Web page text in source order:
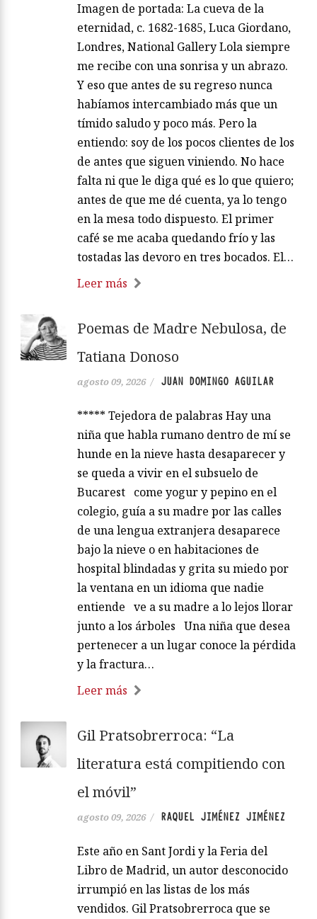
Imagen de portada: La cueva de la
eternidad, c. 1682-1685, Luca Giordano,
Londres, National Gallery Lola siempre
me recibe con una sonrisa y un abrazo.
Y eso que antes de su regreso nunca
habíamos intercambiado más que un
tímido saludo y poco más. Pero la
entiendo: soy de los pocos clientes de los
de antes que siguen viniendo. No hace
falta ni que le diga qué es lo que quiero;
antes de que me dé cuenta, ya lo tengo
en la mesa todo dispuesto. El primer
café se me acaba quedando frío y las
tostadas las devoro en tres bocados. El…
Leer más
Poemas de Madre Nebulosa, de
Tatiana Donoso
agosto 09, 2026 / JUAN DOMINGO AGUILAR
***** Tejedora de palabras Hay una
niña que habla rumano dentro de mí se
hunde en la nieve hasta desaparecer y
se queda a vivir en el subsuelo de
Bucarest come yogur y pepino en el
colegio, guía a su madre por las calles
de una lengua extranjera desaparece
bajo la nieve o en habitaciones de
hospital blindadas y grita su miedo por
la ventana en un idioma que nadie
entiende ve a su madre a lo lejos llorar
junto a los árboles Una niña que desea
pertenecer a un lugar conoce la pérdida
y la fractura…
Leer más
Gil Pratsobrerroca: “La
literatura está compitiendo con
el móvil”
agosto 09, 2026 / RAQUEL JIMÉNEZ JIMÉNEZ
Este año en Sant Jordi y la Feria del
Libro de Madrid, un autor desconocido
irrumpió en las listas de los más
vendidos. Gil Pratsobrerroca que se